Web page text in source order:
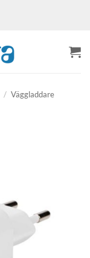
/ Väggladdare